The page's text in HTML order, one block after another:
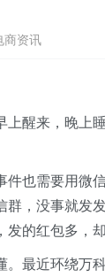
商资讯
醒来，晚上
也需要用微
，没事就发
的红包多，
。最近环绕万